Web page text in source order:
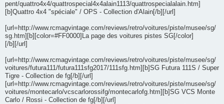
pent/quattro4x4/quattrospecial4x4alain1113/quattrospecialalain.htm]
[b]Quattro 4x4 "spéciale" / OPS - Collection d'Alain[/b][/url]
[url=http://www.rcmagvintage.com/reviews/retro/voitures/piste/musee/sg/
sg.htm][b][color=#FF0000]La page des voitures pistes SG[/color]
[/b][/url]
[url=http://www.rcmagvintage.com/reviews/retro/voitures/piste/musee/sg/
voitures/futura111/futura111sfg2017/111sfg.htm][b]SG Futura 111S / Super
Tigre - Collection de fg[/b][/url]
[url=http://www.rcmagvintage.com/reviews/retro/voitures/piste/musee/sg/
voitures/montecarlo/vcscarlorossifg/montecarlofg.htm][b]SG VCS Monte
Carlo / Rossi - Collection de fg[/b][/url]